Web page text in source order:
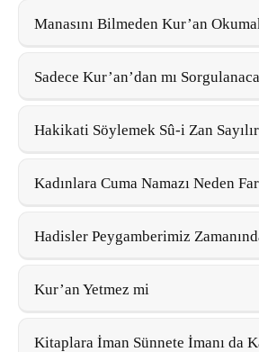
Manasını Bilmeden Kur’an
Sadece Kur’an’dan mı
Hakikati Söylemek Sû-i Zan Sayılır
Kadınlara Cuma Namazı Neden
Hadisler Peygamberimiz
Kur’an Yetmez mi
Kitaplara İman Sünnete İmanı da